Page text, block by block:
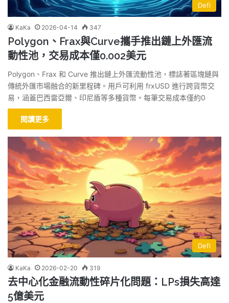
Defi
KaKa 2026-04-14 347
Polygon、Frax與Curve攜手推出鏈上外匯流
動性池，交易成本僅0.002美元
Polygon、Frax 和 Curve 推出鏈上外匯流動性池，標誌著區塊鏈與
傳統外匯市場融合的新里程碑。用戶可利用 frxUSD 進行跨貨幣交
易，涵蓋巴西雷亞爾、印尼盾等多種貨幣。每筆交易成本僅約0
閱讀更多
Defi
KaKa 2026-02-20 319
去中心化金融流動性碎片化問題：LPs損失高達
5億美元